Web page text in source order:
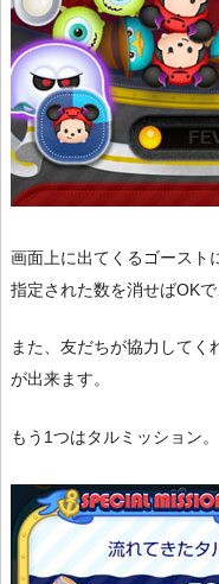
画面上に出てくるゴースト
指定された数を消せばOK
また、友だちが協力してく
が出来ます。
もう1つはタルミッション。